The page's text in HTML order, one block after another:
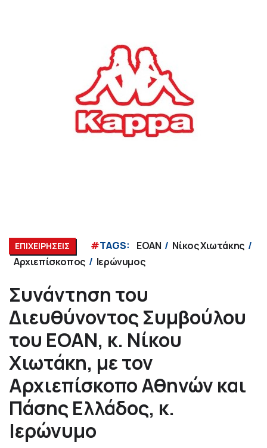
ΕΠΙΧΕΙΡΗΣΕΙΣ #TAGS: ΕΟΑΝ
Νίκος Χιωτάκης
Αρχιεπίσκοπος
Ιερώνυμος
Συνάντηση του
Διευθύνοντος Συμβούλου
του ΕΟΑΝ, κ. Νίκου
Χιωτάκη, με τον
Αρχιεπίσκοπο Αθηνών και
Πάσης Ελλάδος, κ.
Ιερώνυμο